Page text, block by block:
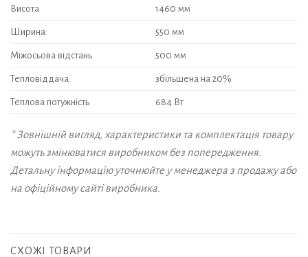
Висота 1460 мм
Ширина 550 мм
Міжосьова відстань 500 мм
Тепловіддача збільшена на 20%
Теплова потужність 684 Вт
* Зовнішній вигляд, характеристики та комплектація товару
можуть змінюватися виробником без попередження.
Детальну інформацію уточнюйте у менеджера з продажу або
на офіційному сайті виробника.
СХОЖІ ТОВАРИ